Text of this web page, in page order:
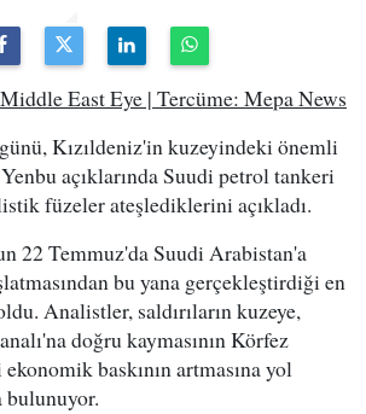
East Eye | Tercüme: Mepa News
Kızıldeniz'in kuzeyindeki önemli
açıklarında Suudi petrol tankeri
füzeler ateşlediklerini açıkladı.
22 Temmuz'da Suudi Arabistan'a
bu yana gerçekleştirdiği en
Analistler, saldırıların kuzeye,
doğru kaymasının Körfez
baskının artmasına yol
bulunuyor.